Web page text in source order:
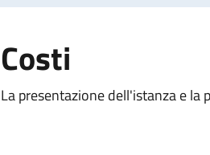
Costi
La presentazione dell'istanza e